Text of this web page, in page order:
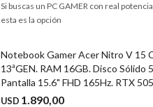
Si buscas un PC GAMER con real
esta es la opción
Notebook Gamer Acer Nitro V 15
13ªGEN. RAM 16GB. Disco Sólido
Pantalla 15.6" FHD 165Hz. RTX
USD 1.890,00